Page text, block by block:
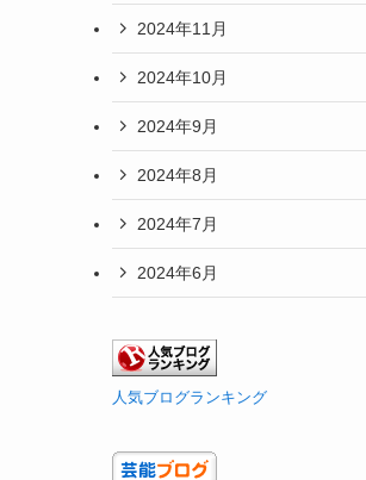
2024年11月
2024年10月
2024年9月
2024年8月
2024年7月
2024年6月
人気ブログランキング